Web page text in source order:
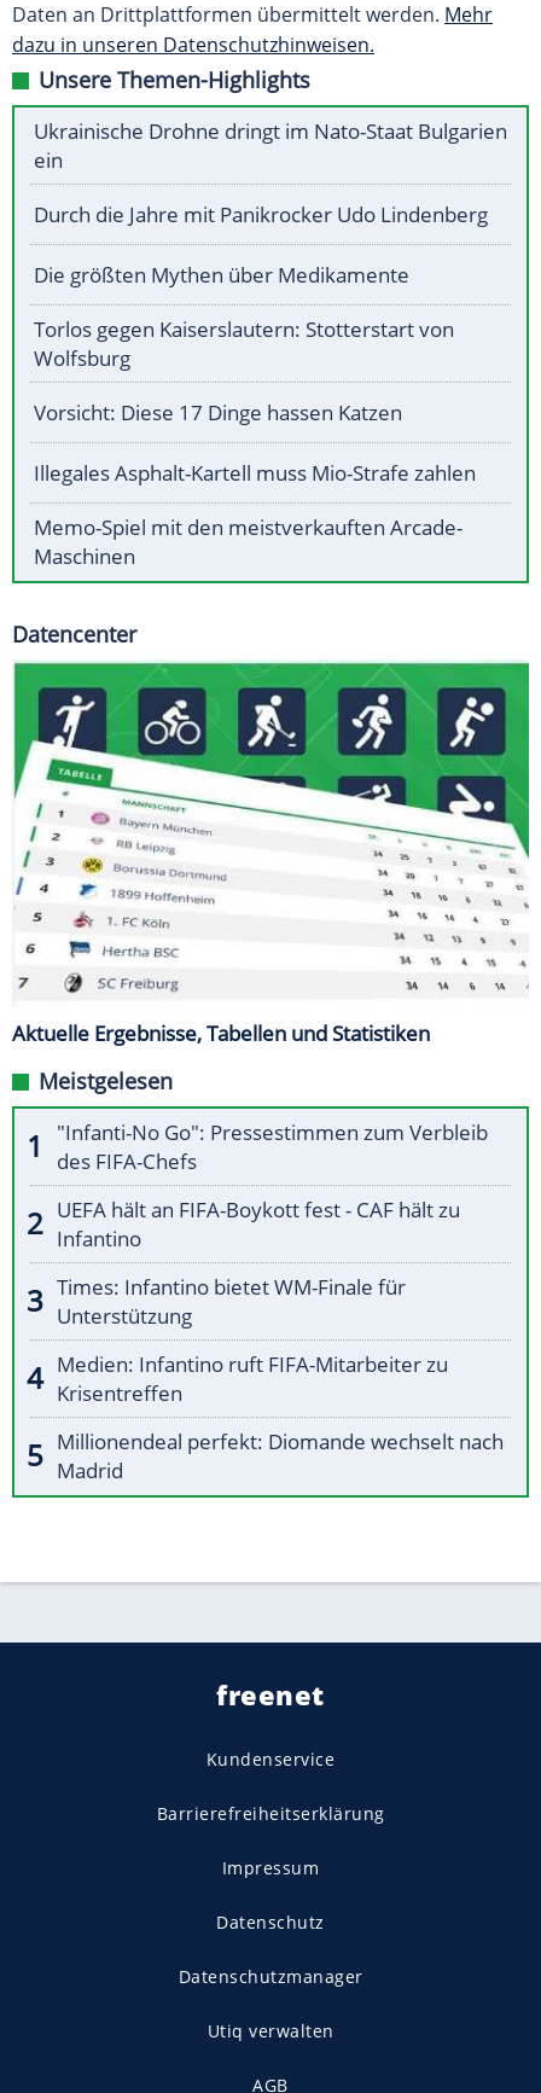
Daten an Drittplattformen übermittelt werden. Mehr
dazu in unseren Datenschutzhinweisen.
Unsere Themen-Highlights
Ukrainische Drohne dringt im Nato-Staat Bulgarien
ein
Durch die Jahre mit Panikrocker Udo Lindenberg
Die größten Mythen über Medikamente
Torlos gegen Kaiserslautern: Stotterstart von
Wolfsburg
Vorsicht: Diese 17 Dinge hassen Katzen
Illegales Asphalt-Kartell muss Mio-Strafe zahlen
Memo-Spiel mit den meistverkauften Arcade-
Maschinen
Datencenter
Aktuelle Ergebnisse, Tabellen und Statistiken
Meistgelesen
"Infanti-No Go": Pressestimmen zum Verbleib
des FIFA-Chefs
UEFA hält an FIFA-Boykott fest - CAF hält zu
Infantino
Times: Infantino bietet WM-Finale für
Unterstützung
Medien: Infantino ruft FIFA-Mitarbeiter zu
Krisentreffen
Millionendeal perfekt: Diomande wechselt nach
Madrid
freenet
Kundenservice
Barrierefreiheitserklärung
Impressum
Datenschutz
Datenschutzmanager
Utiq verwalten
AGB